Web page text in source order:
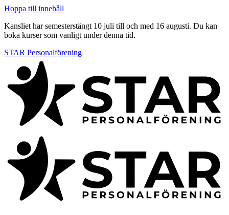
Hoppa till innehåll
Kansliet har semesterstängt 10 juli till och med 16 augusti. Du kan
boka kurser som vanligt under denna tid.
STAR Personalförening